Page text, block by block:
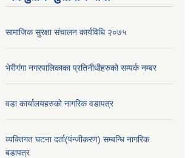
सामाजिक सुरक्षा संचालन कार्यविधि २०७५
भेरीगंगा नगरपालिकाका प्रतिनीधीहरुको सम्पर्क नम्बर
वडा कार्यालयहरुको नागरिक वडापत्र
व्यक्तिगत घटना दर्ता(पंन्जीकरण) सम्बन्धि नागरिक
बडापत्र